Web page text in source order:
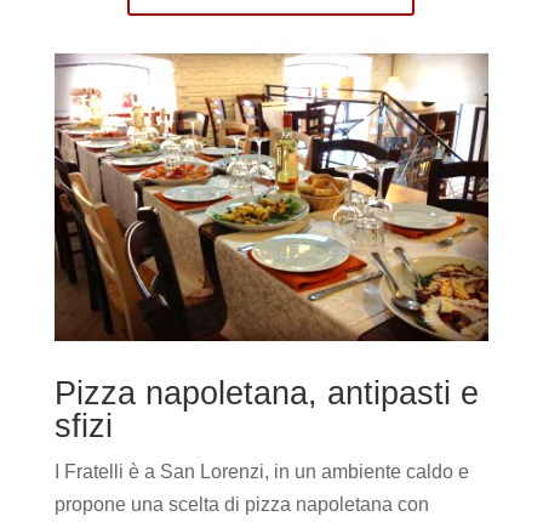
Pizza napoletana, antipasti e
sfizi
I Fratelli è a San Lorenzi, in un ambiente caldo e
propone una scelta di pizza napoletana con